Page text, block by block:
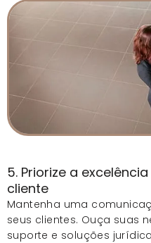
5. Priorize a
cliente
Mantenha uma
seus clientes. Ouça suas
suporte e soluções